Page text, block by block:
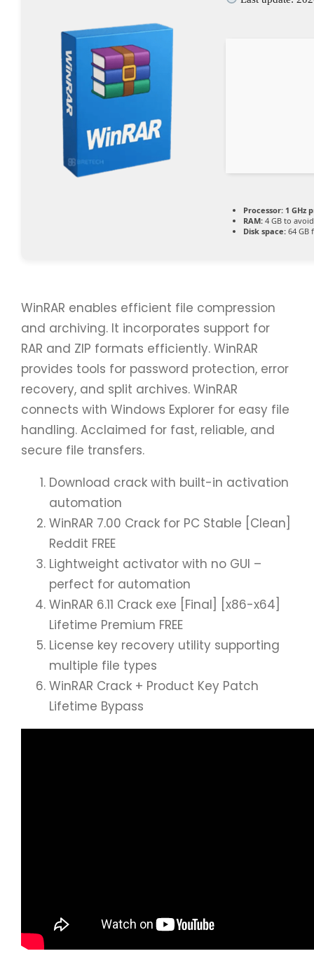
Processor: 1 GHz
RAM: 4 GB to
Disk space: 64 GB
WinRAR enables efficient file compression
and archiving. It incorporates support for
RAR and ZIP formats efficiently. WinRAR
provides tools for password protection, error
recovery, and split archives. WinRAR
connects with Windows Explorer for easy file
handling. Acclaimed for fast, reliable, and
secure file transfers.
Download crack with built-in activation
automation
WinRAR 7.00 Crack for PC Stable [Clean]
Reddit FREE
Lightweight activator with no GUI –
perfect for automation
WinRAR 6.11 Crack exe [Final] [x86-x64]
Lifetime Premium FREE
License key recovery utility supporting
multiple file types
WinRAR Crack + Product Key Patch
Lifetime Bypass